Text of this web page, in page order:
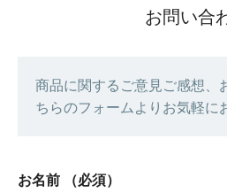
お問い合
商品に関するご意見ご感想、
ちらのフォームよりお気軽に
お名前 （必須）